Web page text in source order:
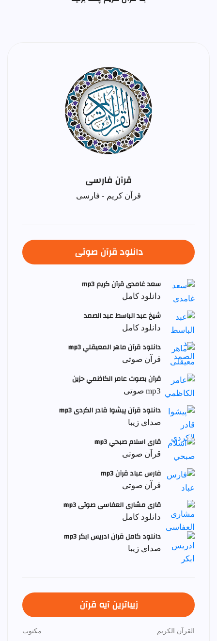
قرآن فارسی
قرآن کریم - فارسی
دانلود قرآن صوتی
سعد غامدی قرآن کریم mp3
دانلود کامل
شيخ عبد الباسط عبد الصمد
دانلود کامل
دانلود قرآن ماهر المعيقلي mp3
قرآن صوتی
قرآن بصوت عامر الكاظمي حزين
mp3 صوتی
دانلود قرآن پیشوا قادر الکردی mp3
صدای زیبا
قاری اسلام صبحي mp3
قرآن صوتی
فارس عباد قرآن mp3
قرآن صوتی
قاری مشاری العفاسی صوتی mp3
دانلود کامل
دانلود کامل قران ادریس ابکر mp3
صدای زیبا
زیباترین آیه قرآن
القرآن الكريم مكتوب